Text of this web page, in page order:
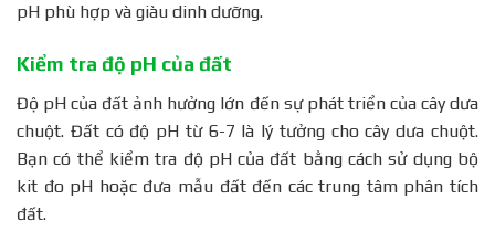
pH phù hợp và giàu dinh dưỡng.
Kiểm tra độ pH của đất
Độ pH của đất ảnh hưởng lớn đến sự phát triển của cây dưa
chuột. Đất có độ pH từ 6-7 là lý tưởng cho cây dưa chuột.
Bạn có thể kiểm tra độ pH của đất bằng cách sử dụng bộ
kit đo pH hoặc đưa mẫu đất đến các trung tâm phân tích
đất.